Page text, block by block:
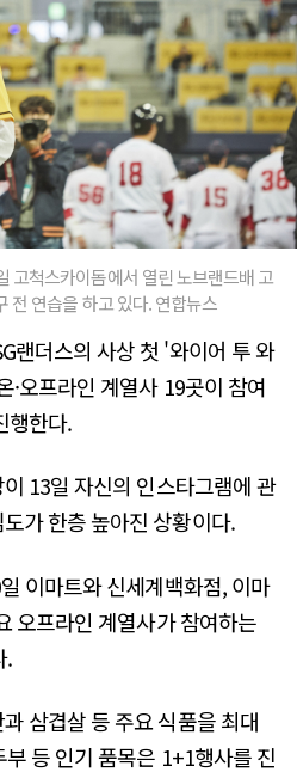
고척스카이돔에서 열린 노브랜드배 고
전 연습을 하고 있다. 연합뉴스
랜더스의 사상 첫 '와이어 투 와
·오프라인 계열사 19곳이 참여
행한다.
13일 자신의 인스타그램에 관
가 한층 높아진 상황이다.
이마트와 신세계백화점, 이마
오프라인 계열사가 참여하는
.
삼겹살 등 주요 식품을 최대
등 인기 품목은 1+1행사를 진